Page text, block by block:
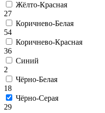
Жёлто-Красная
27
Коричнево-Белая
54
Коричнево-Красная
36
Синий
2
Чёрно-Белая
18
Чёрно-Серая
29